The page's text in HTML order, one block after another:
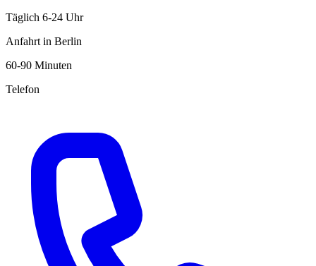
Täglich 6-24 Uhr
Anfahrt in Berlin
60-90 Minuten
Telefon